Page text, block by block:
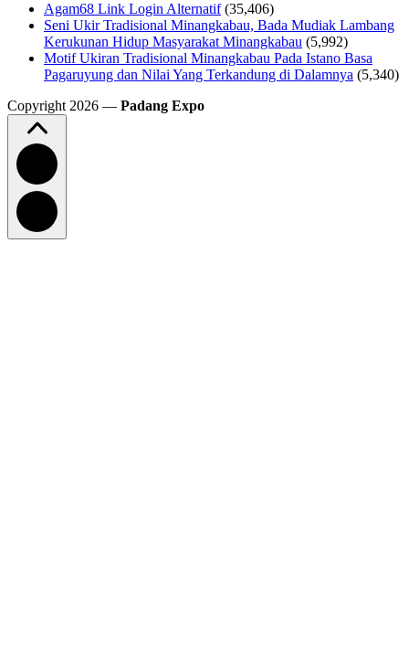
Agam68 Link Login Alternatif (35,406)
Seni Ukir Tradisional Minangkabau, Bada Mudiak Lambang
Kerukunan Hidup Masyarakat Minangkabau (5,992)
Motif Ukiran Tradisional Minangkabau Pada Istano Basa
Pagaruyung dan Nilai Yang Terkandung di Dalamnya (5,340)
Copyright 2026 — Padang Expo